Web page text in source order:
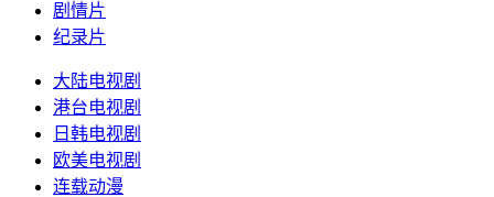
剧情片
纪录片
大陆电视剧
港台电视剧
日韩电视剧
欧美电视剧
连载动漫